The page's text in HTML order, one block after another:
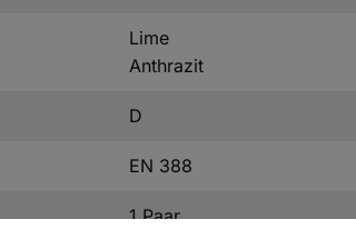
Lime
Anthrazit
D
EN 388
1 Paar